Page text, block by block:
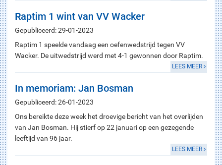
Raptim 1 wint van VV Wacker
Gepubliceerd: 29-01-2023
Raptim 1 speelde vandaag een oefenwedstrijd tegen VV
Wacker. De uitwedstrijd werd met 4-1 gewonnen door Raptim.
LEES MEER
In memoriam: Jan Bosman
Gepubliceerd: 26-01-2023
Ons bereikte deze week het droevige bericht van het overlijden
van Jan Bosman. Hij stierf op 22 januari op een gezegende
leeftijd van 96 jaar.
LEES MEER